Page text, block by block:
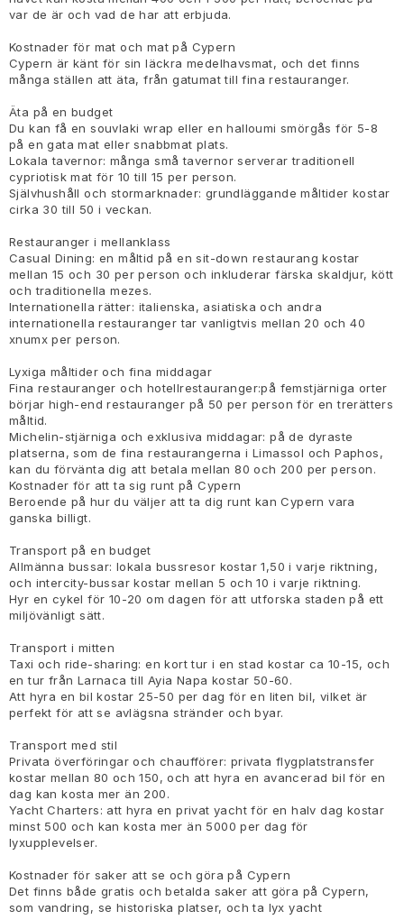
var de är och vad de har att erbjuda.
Kostnader för mat och mat på Cypern
Cypern är känt för sin läckra medelhavsmat, och det finns
många ställen att äta, från gatumat till fina restauranger.
Äta på en budget
Du kan få en souvlaki wrap eller en halloumi smörgås för 5-8
på en gata mat eller snabbmat plats.
Lokala tavernor: många små tavernor serverar traditionell
cypriotisk mat för 10 till 15 per person.
Självhushåll och stormarknader: grundläggande måltider kostar
cirka 30 till 50 i veckan.
Restauranger i mellanklass
Casual Dining: en måltid på en sit-down restaurang kostar
mellan 15 och 30 per person och inkluderar färska skaldjur, kött
och traditionella mezes.
Internationella rätter: italienska, asiatiska och andra
internationella restauranger tar vanligtvis mellan 20 och 40
xnumx per person.
Lyxiga måltider och fina middagar
Fina restauranger och hotellrestauranger:på femstjärniga orter
börjar high-end restauranger på 50 per person för en trerätters
måltid.
Michelin-stjärniga och exklusiva middagar: på de dyraste
platserna, som de fina restaurangerna i Limassol och Paphos,
kan du förvänta dig att betala mellan 80 och 200 per person.
Kostnader för att ta sig runt på Cypern
Beroende på hur du väljer att ta dig runt kan Cypern vara
ganska billigt.
Transport på en budget
Allmänna bussar: lokala bussresor kostar 1,50 i varje riktning,
och intercity-bussar kostar mellan 5 och 10 i varje riktning.
Hyr en cykel för 10-20 om dagen för att utforska staden på ett
miljövänligt sätt.
Transport i mitten
Taxi och ride-sharing: en kort tur i en stad kostar ca 10-15, och
en tur från Larnaca till Ayia Napa kostar 50-60.
Att hyra en bil kostar 25-50 per dag för en liten bil, vilket är
perfekt för att se avlägsna stränder och byar.
Transport med stil
Privata överföringar och chaufförer: privata flygplatstransfer
kostar mellan 80 och 150, och att hyra en avancerad bil för en
dag kan kosta mer än 200.
Yacht Charters: att hyra en privat yacht för en halv dag kostar
minst 500 och kan kosta mer än 5000 per dag för
lyxupplevelser.
Kostnader för saker att se och göra på Cypern
Det finns både gratis och betalda saker att göra på Cypern,
som vandring, se historiska platser, och ta lyx yacht